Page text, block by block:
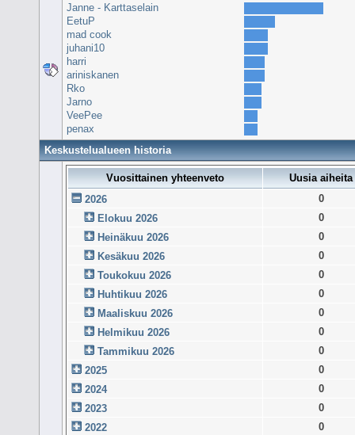
Janne - Karttaselain
EetuP
mad cook
juhani10
harri
ariniskanen
Rko
Jarno
VeePee
penax
Keskustelualueen historia
Vuosittainen yhteenveto
Uusia aiheita
2026
0
Elokuu 2026
0
Heinäkuu 2026
0
Kesäkuu 2026
0
Toukokuu 2026
0
Huhtikuu 2026
0
Maaliskuu 2026
0
Helmikuu 2026
0
Tammikuu 2026
0
2025
0
2024
0
2023
0
2022
0